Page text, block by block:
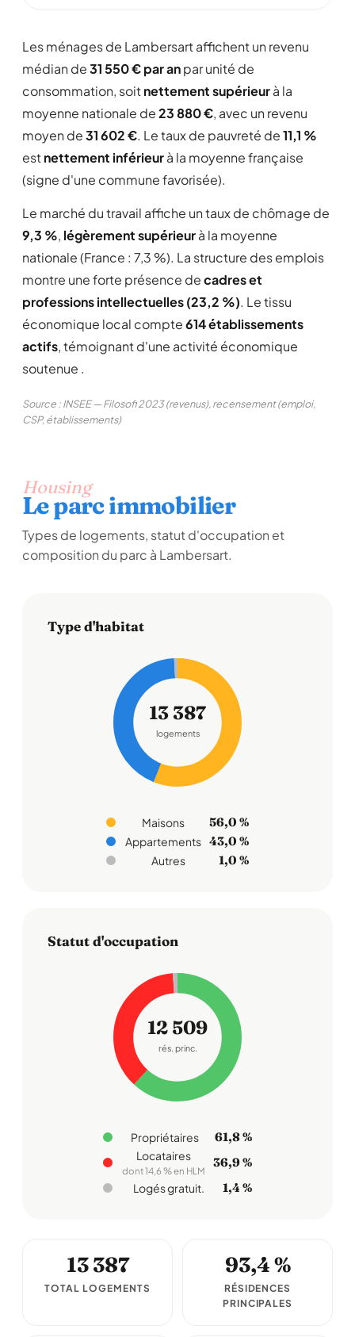
Les ménages de Lambersart affichent un revenu
médian de31 550 € par anpar unité de
consommation, soitnettement supérieurà la
moyenne nationale de23 880 €, avec un revenu
moyen de31 602 €. Le taux de pauvreté de11,1 %
estnettement inférieurà la moyenne française
(signe d'une commune favorisée).
Le marché du travail affiche un taux de chômage de
9,3 %, légèrement supérieurà la moyenne
nationale (France : 7,3 %). La structure des emplois
montre une forte présence decadres et
professions intellectuelles (23,2 %). Le tissu
économique local compte614 établissements
actifs, témoignant d'une activité économique
soutenue .
Source : INSEE — Filosofi 2023 (revenus), recensement (emploi,
CSP, établissements)
Housing
Le parc immobilier
Types de logements, statut d'occupation et
composition du parc à Lambersart.
Type d'habitat
13 387
logements
Maisons 56,0 %
Appartements 43,0 %
Autres 1,0 %
Statut d'occupation
12 509
rés. princ.
Propriétaires 61,8 %
Locataires
dont 14,6 % en HLM
36,9 %
Logés gratuit. 1,4 %
13 387
TOTAL LOGEMENTS
93,4 %
RÉSIDENCES
PRINCIPALES